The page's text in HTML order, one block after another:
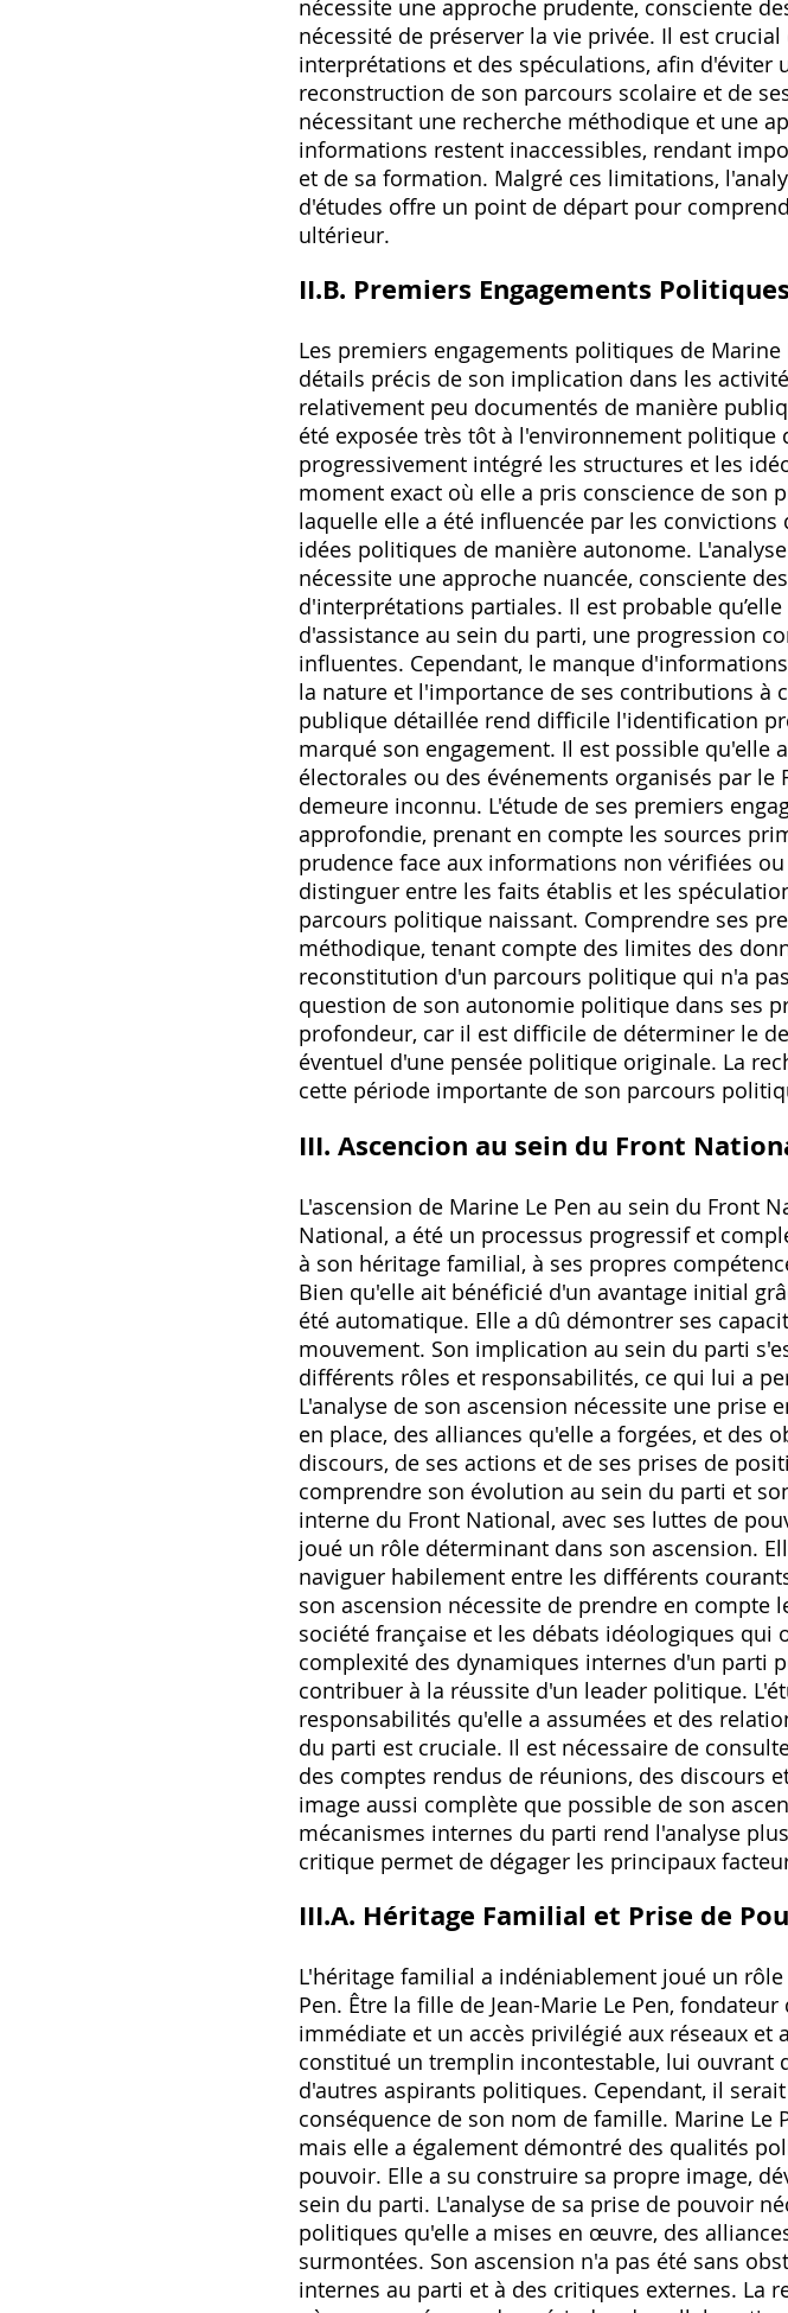
nécessite une approche prudente‚ consciente
nécessité de préserver la vie privée. Il est
interprétations et des spéculations‚ afin d'éviter
reconstruction de son parcours scolaire et de
nécessitant une recherche méthodique et une
informations restent inaccessibles‚ rendant
et de sa formation. Malgré ces limitations‚
d'études offre un point de départ pour
ultérieur.
II.B. Premiers Engagements Politiques
Les premiers engagements politiques de
détails précis de son implication dans les
relativement peu documentés de manière
été exposée très tôt à l'environnement politique
progressivement intégré les structures et les
moment exact où elle a pris conscience de son
laquelle elle a été influencée par les
idées politiques de manière autonome.
nécessite une approche nuancée‚ consciente
d'interprétations partiales. Il est probable
d'assistance au sein du parti‚ une progression
influentes. Cependant‚ le manque
la nature et l'importance de ses contributions à
publique détaillée rend difficile l'identification
marqué son engagement. Il est possible qu'elle
électorales ou des événements organisés par
demeure inconnu. L'étude de ses premiers
approfondie‚ prenant en compte les sources
prudence face aux informations non vérifiées
distinguer entre les faits établis et les
parcours politique naissant. Comprendre ses
méthodique‚ tenant compte des limites des
reconstitution d'un parcours politique qui n'a
question de son autonomie politique dans ses
profondeur‚ car il est difficile de déterminer le
éventuel d'une pensée politique originale. La
cette période importante de son parcours
III. Ascencion au sein du Front
L'ascension de Marine Le Pen au sein du Front
National‚ a été un processus progressif et
à son héritage familial‚ à ses propres
Bien qu'elle ait bénéficié d'un avantage initial
été automatique. Elle a dû démontrer ses
mouvement. Son implication au sein du parti
différents rôles et responsabilités‚ ce qui lui a
L'analyse de son ascension nécessite une
en place‚ des alliances qu'elle a forgées‚ et des
discours‚ de ses actions et de ses prises de
comprendre son évolution au sein du parti et
interne du Front National‚ avec ses luttes de
joué un rôle déterminant dans son ascension.
naviguer habilement entre les différents
son ascension nécessite de prendre en compte
société française et les débats idéologiques
complexité des dynamiques internes d'un parti
contribuer à la réussite d'un leader politique.
responsabilités qu'elle a assumées et des
du parti est cruciale. Il est nécessaire de
des comptes rendus de réunions‚ des discours
image aussi complète que possible de son
mécanismes internes du parti rend l'analyse
critique permet de dégager les principaux
III.A. Héritage Familial et Prise de
L'héritage familial a indéniablement joué un
Pen. Être la fille de Jean-Marie Le Pen‚
immédiate et un accès privilégié aux réseaux
constitué un tremplin incontestable‚ lui ouvrant
d'autres aspirants politiques. Cependant‚ il
conséquence de son nom de famille. Marine Le
mais elle a également démontré des qualités
pouvoir. Elle a su construire sa propre image‚
sein du parti. L'analyse de sa prise de pouvoir
politiques qu'elle a mises en œuvre‚ des
surmontées. Son ascension n'a pas été sans
internes au parti et à des critiques externes. La